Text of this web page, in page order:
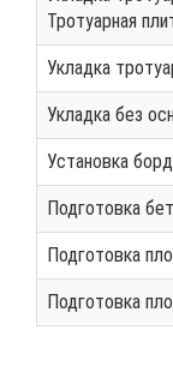
Тротуарная
Укладка
Укладка без
Установка
Подготовка
Подготовка
Подготовка